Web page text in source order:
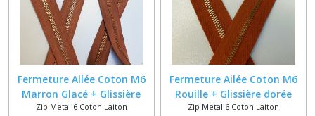
Fermeture Allée Coton M6
Marron Glacé + Glissière
dorée satinée ou vieux
Zip Metal 6 Coton Laiton
Fermeture Ailée Coton M6
Rouille + Glissière dorée
satinée ou vieux laiton sur
Zip Metal 6 Coton Laiton